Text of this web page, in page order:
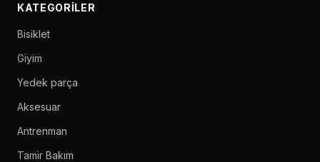
KATEGORILER
Bisiklet
Giyim
Yedek parça
Aksesuar
Antrenman
Tamir Bakım